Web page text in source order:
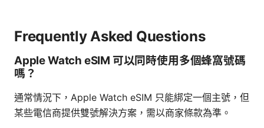
Frequently Asked Questions
Apple Watch eSIM 可以同時使用多個蜂窩號碼
嗎？
通常情況下，Apple Watch eSIM 只能綁定一個主號，但
某些電信商提供雙號解決方案，需以商家條款為準。